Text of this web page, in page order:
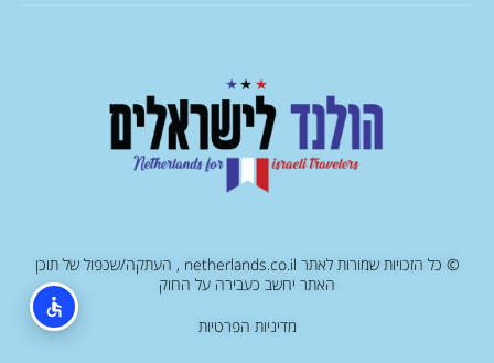
© כל הזכויות שמורות לאתר netherlands.co.il , העתקה/שכפול של תוכן
האתר יחשב כעבירה על החוק
מדיניות הפרטיות